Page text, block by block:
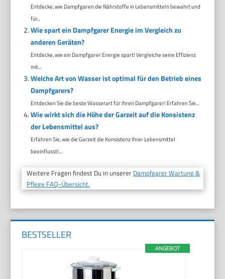
Entdecke, wie Dampfgaren die Nährstoffe in Lebensmitteln bewahrt und
für...
Wie spart ein Dampfgarer Energie im Vergleich zu
anderen Geräten?
Entdecke, wie ein Dampfgarer Energie spart! Vergleiche seine Effizienz
mit...
Welche Art von Wasser ist optimal für den Betrieb eines
Dampfgarers?
Entdecken Sie die beste Wasserart für Ihren Dampfgarer! Erfahren Sie...
Wie wirkt sich die Höhe der Garzeit auf die Konsistenz
der Lebensmittel aus?
Erfahren Sie, wie die Garzeit die Konsistenz Ihrer Lebensmittel
beeinflusst!...
Weitere Fragen findest Du in unserer Dampfgarer Wartung &
Pflege FAQ-Übersicht.
BESTSELLER
ANGEBOT